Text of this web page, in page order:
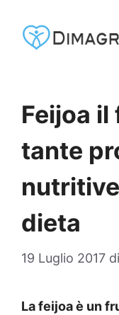
Feijoa
tante
dieta
19 Luglio 2017 di
La feijoa è un